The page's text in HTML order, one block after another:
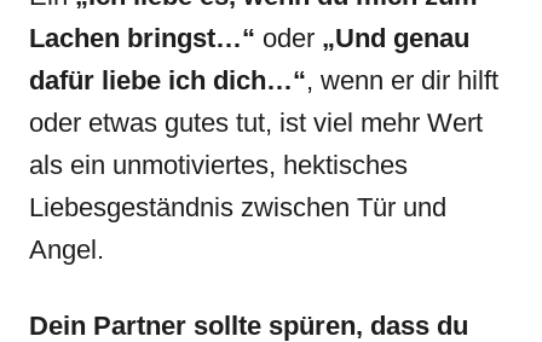
Lachen bringst…“ oder „Und genau
dafür liebe ich dich…“, wenn er dir hilft
oder etwas gutes tut, ist viel mehr Wert
als ein unmotiviertes, hektisches
Liebesgeständnis zwischen Tür und
Angel.
Dein Partner sollte spüren, dass du